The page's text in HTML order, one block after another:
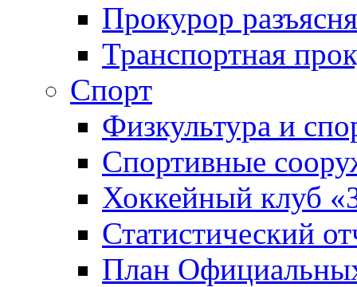
Прокурор
Транспортная
Спорт
Физкультура и
Спортивные
Хоккейный клуб
Статистический
План